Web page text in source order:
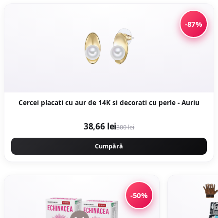
-87%
Cercei placati cu aur de 14K si decorati cu perle - Auriu
38,66 lei300 lei
Cumpără
-50%